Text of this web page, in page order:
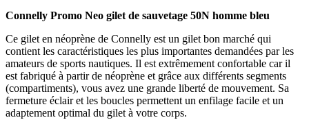
Connelly Promo Neo gilet de sauvetage 50N homme bleu
Ce gilet en néoprène de Connelly est un gilet bon marché qui
contient les caractéristiques les plus importantes demandées par les
amateurs de sports nautiques. Il est extrêmement confortable car il
est fabriqué à partir de néoprène et grâce aux différents segments
(compartiments), vous avez une grande liberté de mouvement. Sa
fermeture éclair et les boucles permettent un enfilage facile et un
adaptement optimal du gilet à votre corps.